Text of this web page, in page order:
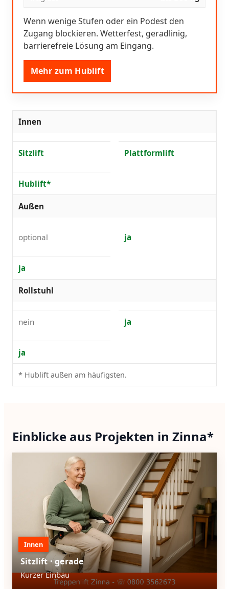
Wenn wenige Stufen oder ein Podest den
Zugang blockieren. Wetterfest, geradlinig,
barrierefreie Lösung am Eingang.
Mehr zum Hublift
Innen
Sitzlift Plattformlift
Hublift*
Außen
optional ja
ja
Rollstuhl
nein ja
ja
* Hublift außen am häufigsten.
Einblicke aus Projekten in Zinna*
Innen
Sitzlift · gerade
Kurzer Einbau